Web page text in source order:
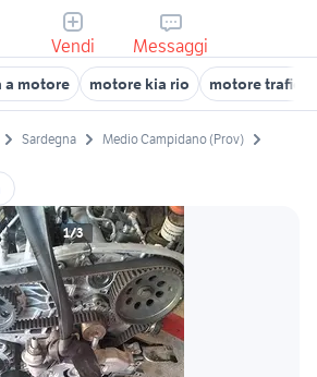
Vendi Messaggi
a motore motore kia rio motore trafic
Sardegna
Medio Campidano (Prov)
1/3